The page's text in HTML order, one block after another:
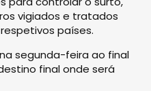
vigiados e tratados
países.
segunda-feira ao final
final onde será